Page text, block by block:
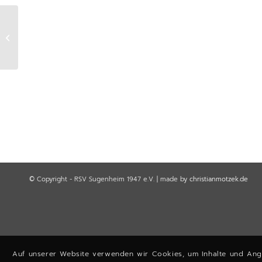
© Copyright - RSV Sugenheim 1947 e.V. | made by christianmotzek.de
Auf unserer Website verwenden wir Cookies, um Inhalte und